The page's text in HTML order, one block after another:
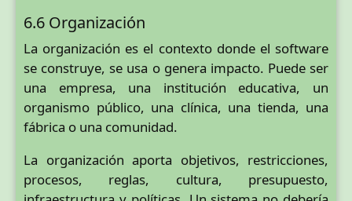
6.6 Organización
La organización es el contexto donde el software
se construye, se usa o genera impacto. Puede ser
una empresa, una institución educativa, un
organismo público, una clínica, una tienda, una
fábrica o una comunidad.
La organización aporta objetivos, restricciones,
procesos, reglas, cultura, presupuesto,